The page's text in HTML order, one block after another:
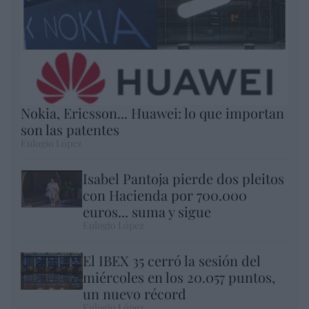
Nokia, Ericsson... Huawei: lo que importan
son las patentes
Isabel Pantoja pierde dos pleitos
con Hacienda por 700.000
euros... suma y sigue
El IBEX 35 cerró la sesión del
miércoles en los 20.057 puntos,
un nuevo récord